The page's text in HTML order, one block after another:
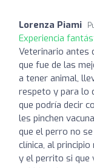
Lorenza Piami
Experiencia
Veterinario antes
que fue de las
a tener animal,
respeto y para lo
que podría decir
les pinchen
que el perro no
clínica, al
y el perrito si que